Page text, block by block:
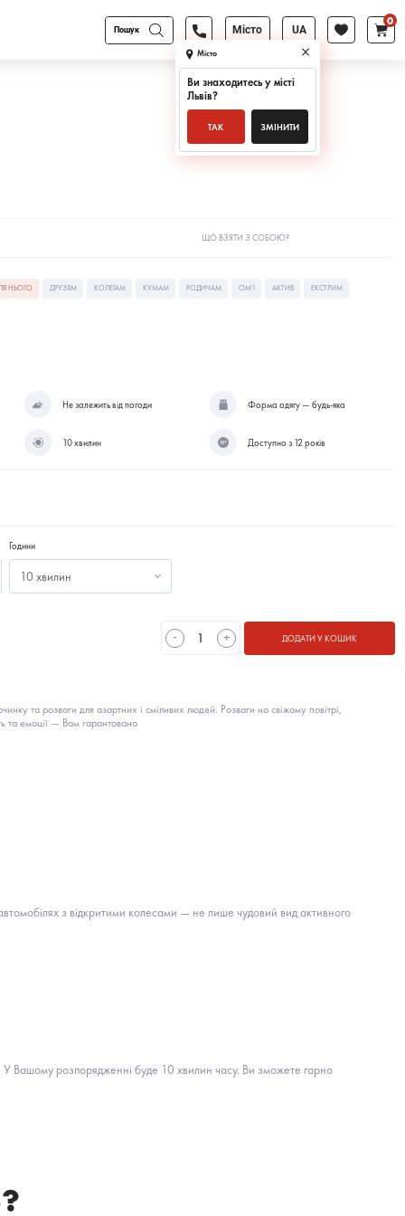
Products
search
Місто
Місто
Ви знаходитесь у місті
Львів?
ТАК ЗМІНИТИ
UA
0
ЩО ВЗЯТИ З СОБОЮ?
НЬОГО ДРУЗЯМ КОЛЕГАМ КУМАМ РОДИЧАМ СІМ'Ї АКТИВ ЕКСТРИМ
Не залежить від погоди Форма одягу — будь-яка
10 хвилин Доступно з 12 років
Години
10 хвилин
- + ДОДАТИ У КОШИК
та розваги для азартних і сміливих людей. Розваги на свіжому повітрі,
та емоції — Вам гарантовано
з відкритими колесами — не лише чудовий вид активного
У Вашому розпорядженні буде 10 хвилин часу. Ви зможете гарно